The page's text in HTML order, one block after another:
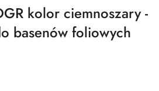
kolor ciemnoszary -
basenów foliowych